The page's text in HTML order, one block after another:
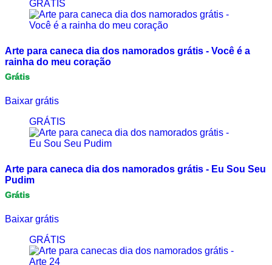
GRÁTIS
Arte para caneca dia dos namorados grátis - Você é a
rainha do meu coração
Grátis
Baixar grátis
GRÁTIS
Arte para caneca dia dos namorados grátis - Eu Sou Seu
Pudim
Grátis
Baixar grátis
GRÁTIS